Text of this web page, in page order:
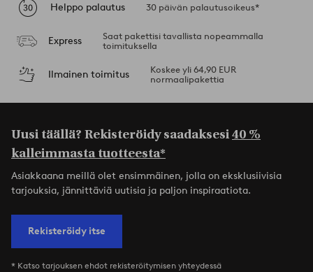
Helppo palautus 30 päivän palautusoikeus*
Express
Saat pakettisi tavallista nopeammalla
toimituksella
Ilmainen toimitus
Koskee yli 64,90 EUR
normaalipakettia
Uusi täällä? Rekisteröidy saadaksesi40 %
kalleimmasta tuotteesta*
Asiakkaana meillä olet ensimmäinen, jolla on eksklusiivisia
tarjouksia, jännittäviä uutisia ja paljon inspiraatiota.
Rekisteröidy itse
* Katso tarjouksen ehdot rekisteröitymisen yhteydessä